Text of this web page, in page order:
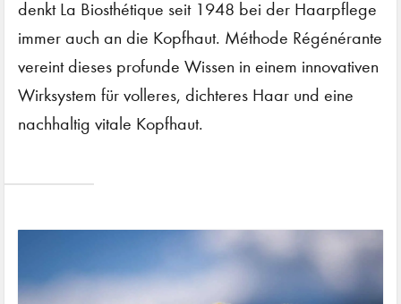
denkt La Biosthétique seit 1948 bei der Haarpflege
immer auch an die Kopfhaut. Méthode Régénérante
vereint dieses profunde Wissen in einem innovativen
Wirksystem für volleres, dichteres Haar und eine
nachhaltig vitale Kopfhaut.